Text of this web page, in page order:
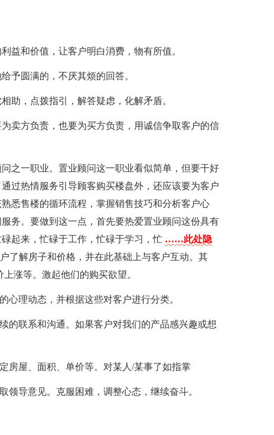
益和价值，让客户明白消费，物有所值。
予圆满的，不厌其烦的回答。
助，点拨指引，解答疑虑，化解矛盾。
卖方负责，也要为买方负责，用诚信争取客户的信
之一职业。置业顾问这一职业看似简单，但要干好
过热情服务引导顾客购买楼盘外，还应该要为客户
悉售楼的循环流程，掌握销售技巧和分析客户心
务。要做到这一点，首先要热爱置业顾问这份具有
起来，忙碌于工作，忙碌于学习，忙 ……此处隐
了解房子和价格，并在此基础上与客户互动。其
涨等。激起他们的购买欲望。
心理动态，并根据这些对客户进行分类。
的联系和沟通。如果客户对我们的产品感兴趣或想
房屋、面积、单价等。对某人/某事了如指掌
领导意见。克服困难，调整心态，继续奋斗。